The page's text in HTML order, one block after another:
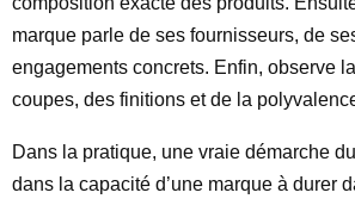
marque parle de ses fournisseurs, de
engagements concrets. Enfin, observe
coupes, des finitions et de la
Dans la pratique, une vraie démarche
dans la capacité d’une marque à durer